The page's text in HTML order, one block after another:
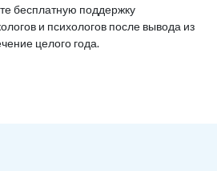
бесплатную поддержку
и психологов после вывода из
целого года.